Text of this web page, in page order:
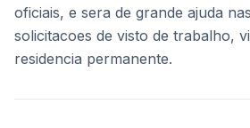
oficiais, e sera de grande ajuda
solicitacoes de visto de trabalho,
residencia permanente.